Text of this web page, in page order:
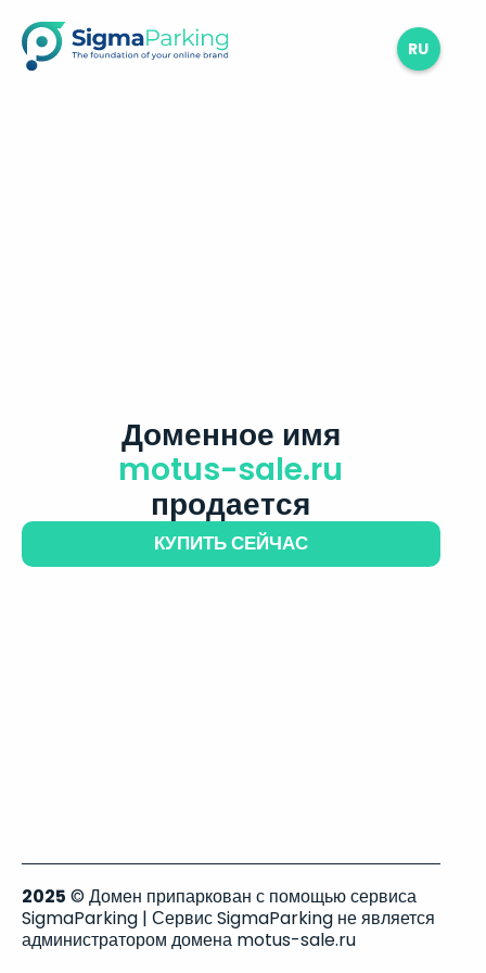
RU
Доменное имя
motus-sale.ru
продается
КУПИТЬ СЕЙЧАС
2025 © Домен припаркован с помощью сервиса
SigmaParking | Сервис SigmaParking не является
администратором домена motus-sale.ru